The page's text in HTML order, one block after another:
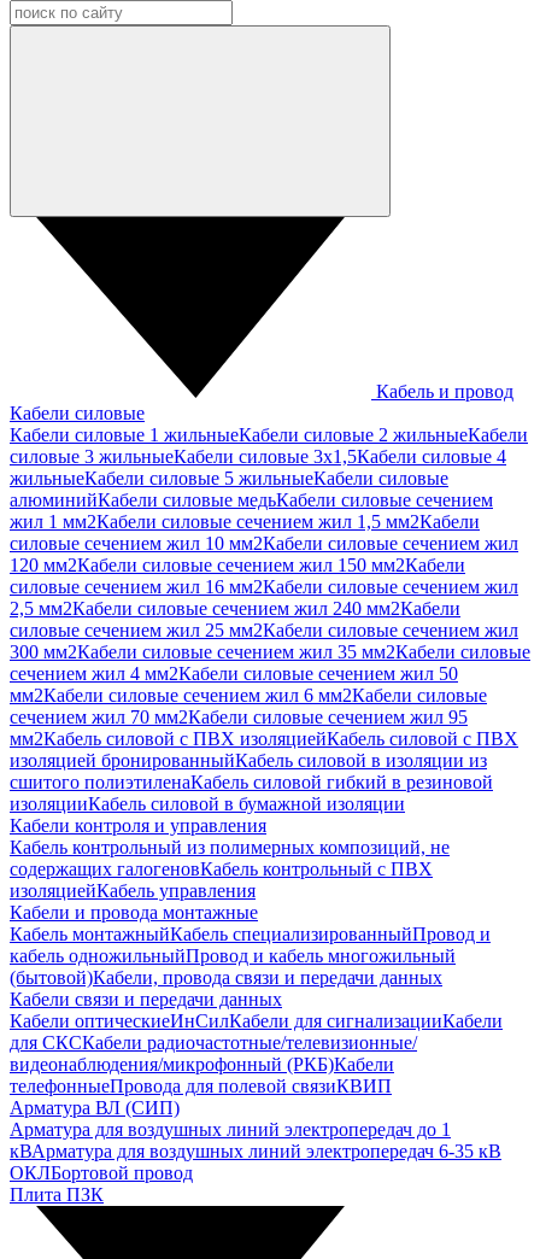
Кабель и провод
Кабели силовые
Кабели силовые 1 жильныеКабели силовые 2 жильныеКабели
силовые 3 жильныеКабели силовые 3х1,5Кабели силовые 4
жильныеКабели силовые 5 жильныеКабели силовые
алюминийКабели силовые медьКабели силовые сечением
жил 1 мм2Кабели силовые сечением жил 1,5 мм2Кабели
силовые сечением жил 10 мм2Кабели силовые сечением жил
120 мм2Кабели силовые сечением жил 150 мм2Кабели
силовые сечением жил 16 мм2Кабели силовые сечением жил
2,5 мм2Кабели силовые сечением жил 240 мм2Кабели
силовые сечением жил 25 мм2Кабели силовые сечением жил
300 мм2Кабели силовые сечением жил 35 мм2Кабели силовые
сечением жил 4 мм2Кабели силовые сечением жил 50
мм2Кабели силовые сечением жил 6 мм2Кабели силовые
сечением жил 70 мм2Кабели силовые сечением жил 95
мм2Кабель силовой с ПВХ изоляциейКабель силовой с ПВХ
изоляцией бронированныйКабель силовой в изоляции из
сшитого полиэтиленаКабель силовой гибкий в резиновой
изоляцииКабель силовой в бумажной изоляции
Кабели контроля и управления
Кабель контрольный из полимерных композиций, не
содержащих галогеновКабель контрольный с ПВХ
изоляциейКабель управления
Кабели и провода монтажные
Кабель монтажныйКабель специализированныйПровод и
кабель одножильныйПровод и кабель многожильный
(бытовой)Кабели, провода связи и передачи данных
Кабели связи и передачи данных
Кабели оптическиеИнСилКабели для сигнализацииКабели
для СКСКабели радиочастотные/телевизионные/
видеонаблюдения/микрофонный (РКБ)Кабели
телефонныеПровода для полевой связиКВИП
Арматура ВЛ (СИП)
Арматура для воздушных линий электропередач до 1
кВАрматура для воздушных линий электропередач 6-35 кВ
ОКЛБортовой провод
Плита ПЗК